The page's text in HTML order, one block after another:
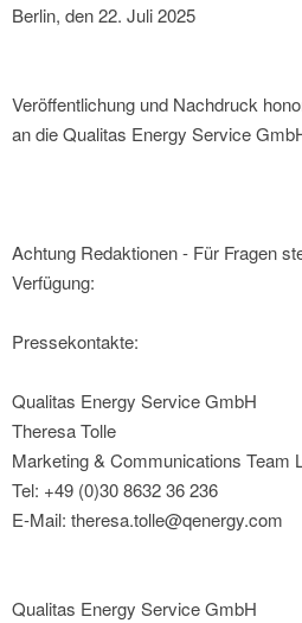
Berlin, den 22. Juli 2025
Veröffentlichung und Nachdruck
an die Qualitas Energy Service
Achtung Redaktionen - Für Fragen
Verfügung:
Pressekontakte:
Qualitas Energy Service GmbH
Theresa Tolle
Marketing & Communications Team
Tel: +49 (0)30 8632 36 236
E-Mail: theresa.tolle@qenergy.com
Qualitas Energy Service GmbH